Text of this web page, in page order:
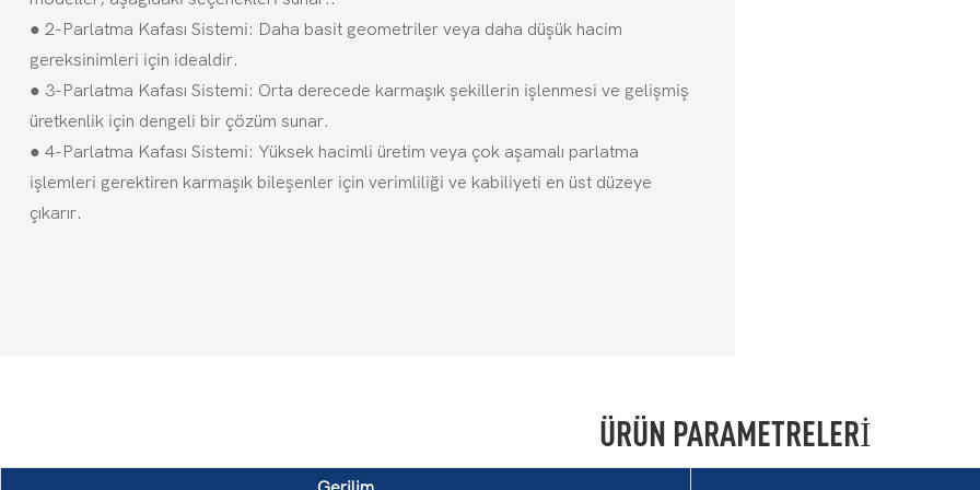
● 2-Parlatma Kafası Sistemi: Daha basit geometriler veya daha düşük hacim
gereksinimleri için idealdir.
● 3-Parlatma Kafası Sistemi: Orta derecede karmaşık şekillerin işlenmesi ve gelişmiş
üretkenlik için dengeli bir çözüm sunar.
● 4-Parlatma Kafası Sistemi: Yüksek hacimli üretim veya çok aşamalı parlatma
işlemleri gerektiren karmaşık bileşenler için verimliliği ve kabiliyeti en üst düzeye
çıkarır.
ÜRÜN PARAMETRELERI